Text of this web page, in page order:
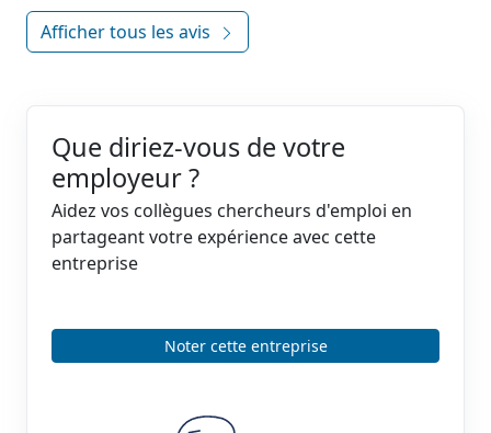
Afficher tous les avis
Que diriez-vous de votre
employeur ?
Aidez vos collègues chercheurs d'emploi en
partageant votre expérience avec cette
entreprise
Noter cette entreprise